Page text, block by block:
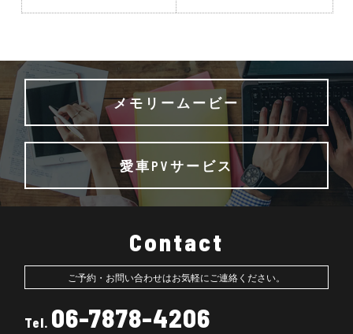
メモリームービー
愛車PVサービス
Contact
ご予約・お問い合わせはお気軽にご連絡ください。
Tel. 06-7878-4206